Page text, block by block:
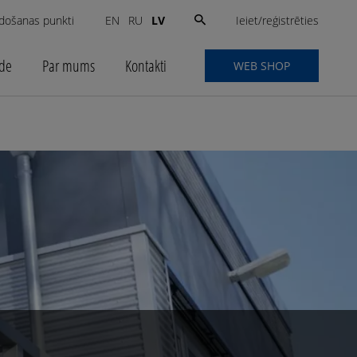
punkti EN RU LV
Search
Ieiet/reģistrēties
Par mums Kontakti WEB SHOP